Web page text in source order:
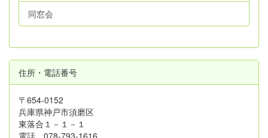
同窓会
住所・電話番号
〒654-0152
兵庫県神戸市須磨区
東落合１－１－１